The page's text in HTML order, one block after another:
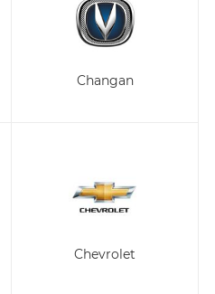
Changan
Chevrolet